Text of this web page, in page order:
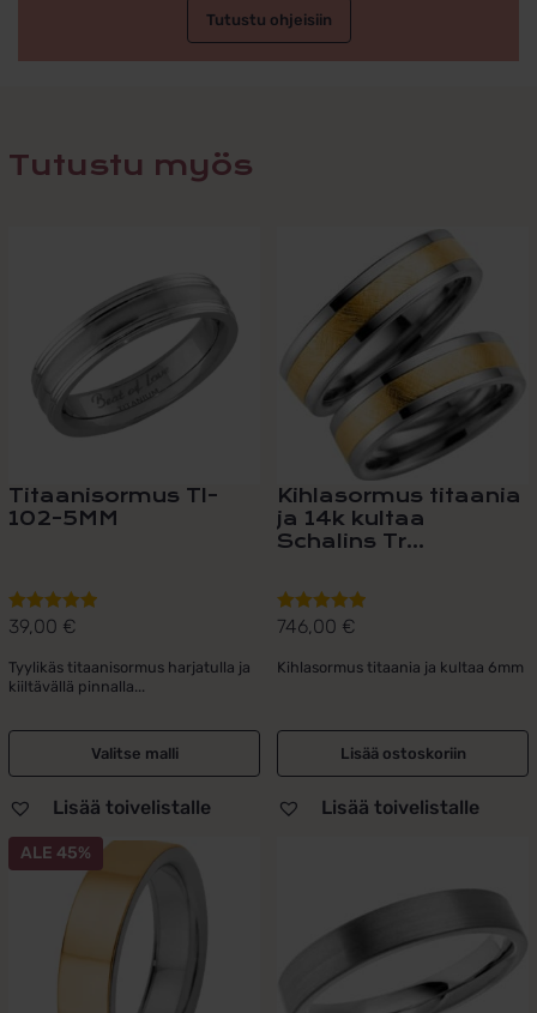
Tutustu ohjeisiin
Tutustu myös
Titaanisormus TI-
102-5MM
Arvostelu
5.00/ 5
39,00 €
Tyylikäs titaanisormus harjatulla ja
kiiltävällä pinnalla...
Valitse malli
muunnelma.
tehdä
valinnat
tuotteen
Lisää toivelistalle
Kihlasormus titaania
ja 14k kultaa
Schalins Tr...
Arvostelu
5.00/ 5
746,00 €
Kihlasormus titaania ja kultaa 6mm
Lisää ostoskoriin
Lisää toivelistalle
ALE 45%